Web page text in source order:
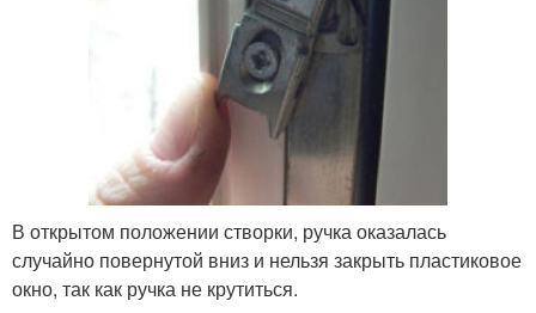
В открытом положении створки, ручка оказалась
случайно повернутой вниз и нельзя закрыть пластиковое
окно, так как ручка не крутиться.